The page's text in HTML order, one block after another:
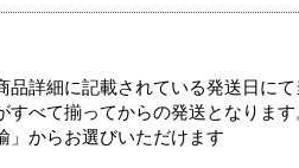
詳細に記載されている発送日にて
べて揃ってからの発送となります
からお選びいただけます